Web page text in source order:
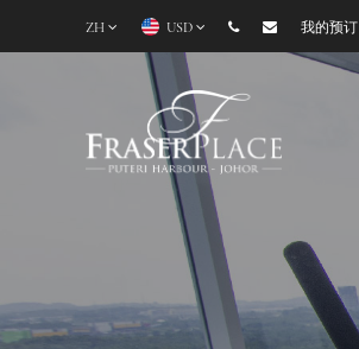
ZH USD 我的预订